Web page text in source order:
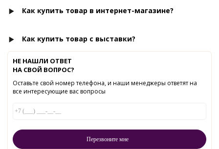
Как купить товар в интернет-магазине?
Как купить товар с выставки?
НЕ НАШЛИ ОТВЕТ
НА СВОЙ ВОПРОС?
Оставьте свой номер телефона, и наши менеджеры ответят на
все интересующие вас вопросы